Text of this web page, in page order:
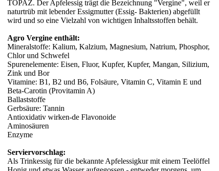
TOPAZ. Der Apfelessig trägt die Bezeichnung "Vergine", weil er
naturtrüb mit lebender Essigmutter (Essig- Bakterien) abgefüllt
wird und so eine Vielzahl von wichtigen Inhaltsstoffen behält.
Agro Vergine enthält:
Mineralstoffe: Kalium, Kalzium, Magnesium, Natrium, Phosphor,
Chlor und Schwefel
Spurenelemente: Eisen, Fluor, Kupfer, Kupfer, Mangan, Silizium,
Zink und Bor
Vitamine: B1, B2 und B6, Folsäure, Vitamin C, Vitamin E und
Beta-Carotin (Provitamin A)
Ballaststoffe
Gerbsäure: Tannin
Antioxidativ wirken-de Flavonoide
Aminosäuren
Enzyme
Serviervorschlag:
Als Trinkessig für die bekannte Apfelessigkur mit einem Teelöffel